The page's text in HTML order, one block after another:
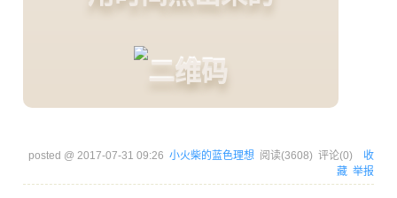
posted @ 2017-07-31 09:26 小火柴的蓝色理想 阅读(3608) 评论(0) 收
藏 举报